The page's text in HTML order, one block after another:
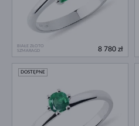
BIAŁE ZŁOTO
SZMARAGD
8 780 zł
DOSTĘPNE